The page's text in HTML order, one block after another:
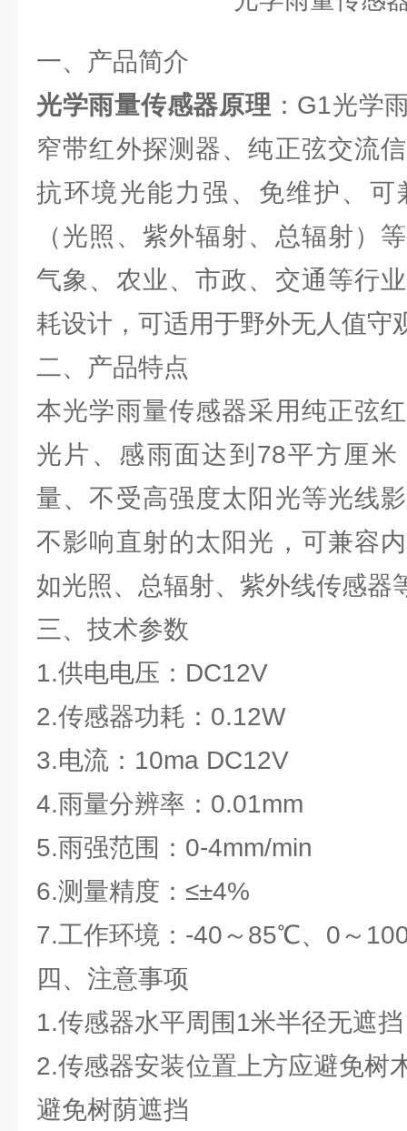
一、产品简介
光学雨量传感器原理 ：G1光学
窄带红外探测器、纯正弦交流
抗环境光能力强、免维护、可
（光照、紫外辐射、总辐射）
气象、农业、市政、交通等行
耗设计，可适用于野外无人值守
二、产品特点
本光学雨量传感器采用纯正弦
光片、感雨面达到78平方厘
量、不受高强度太阳光等光线
不影响直射的太阳光，可兼容
如光照、总辐射、紫外线传感器
三、技术参数
1.供电电压：DC12V
2.传感器功耗：0.12W
3.电流：10ma DC12V
4.雨量分辨率：0.01mm
5.雨强范围：0-4mm/min
6.测量精度：≤±4%
7.工作环境：-40～85℃、0～
四、注意事项
1.传感器水平周围1米半径无遮
2.传感器安装位置上方应避免树
避免树荫遮挡